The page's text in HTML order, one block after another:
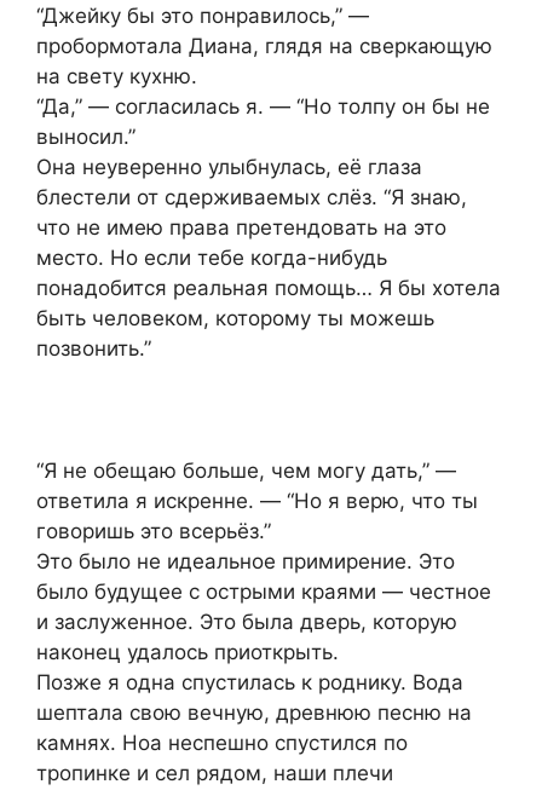
“Джейку бы это понравилось,” —
пробормотала Диана, глядя на сверкающую
на свету кухню.
“Да,” — согласилась я. — “Но толпу он бы не
выносил.”
Она неуверенно улыбнулась, её глаза
блестели от сдерживаемых слёз. “Я знаю,
что не имею права претендовать на это
место. Но если тебе когда-нибудь
понадобится реальная помощь… Я бы хотела
быть человеком, которому ты можешь
позвонить.”
“Я не обещаю больше, чем могу дать,” —
ответила я искренне. — “Но я верю, что ты
говоришь это всерьёз.”
Это было не идеальное примирение. Это
было будущее с острыми краями — честное
и заслуженное. Это была дверь, которую
наконец удалось приоткрыть.
Позже я одна спустилась к роднику. Вода
шептала свою вечную, древнюю песню на
камнях. Ноа неспешно спустился по
тропинке и сел рядом, наши плечи